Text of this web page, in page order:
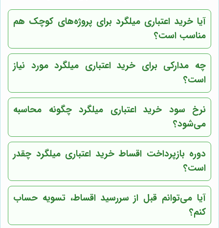
آیا خرید اعتباری میلگرد برای پروژه‌های کوچک هم
مناسب است؟
چه مدارکی برای خرید اعتباری میلگرد مورد نیاز
است؟
نرخ سود خرید اعتباری میلگرد چگونه محاسبه
می‌شود؟
دوره بازپرداخت اقساط خرید اعتباری میلگرد چقدر
است؟
آیا می‌توانم قبل از سررسید اقساط، تسویه حساب
کنم؟